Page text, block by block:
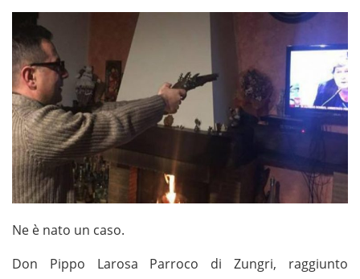
Ne è nato un caso.
Don Pippo Larosa Parroco di Zungri, raggiunto